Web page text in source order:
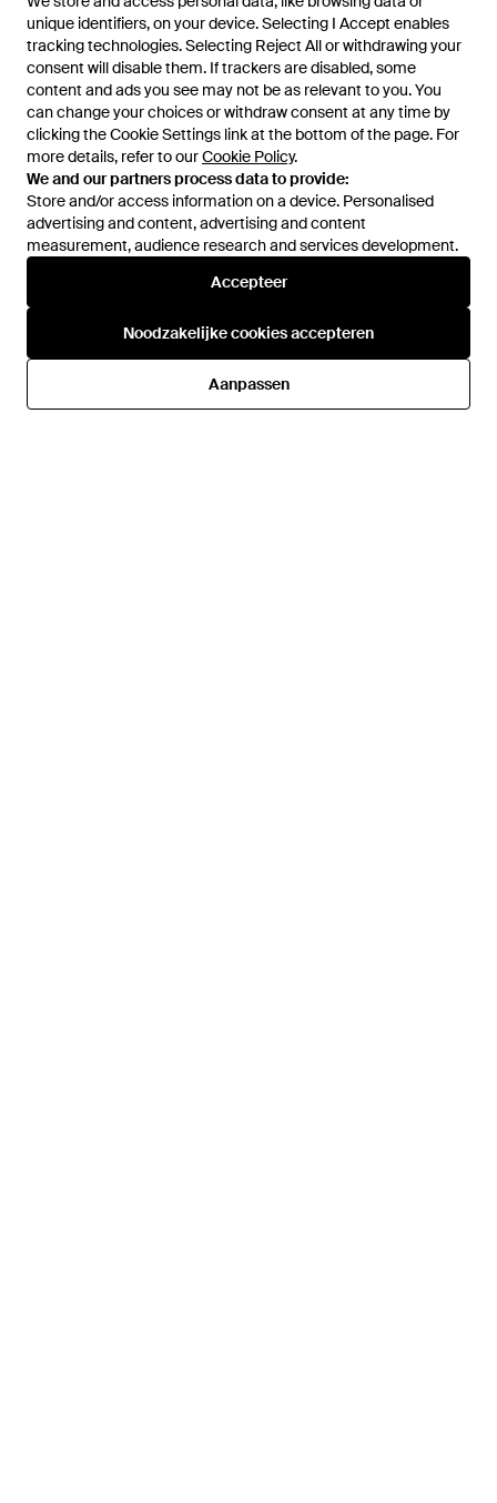
unique identifiers, on your device. Selecting I Accept enables
tracking technologies. Selecting Reject All or withdrawing your
consent will disable them. If trackers are disabled, some
content and ads you see may not be as relevant to you. You
can change your choices or withdraw consent at any time by
clicking the Cookie Settings link at the bottom of the page. For
more details, refer to ourCookie Policy.
We and our partners process data to provide:
Store and/or access information on a device. Personalised
advertising and content, advertising and content
measurement, audience research and services development.
Accepteer
Noodzakelijke cookies accepteren
Aanpassen
unique identifiers, on your device. Selecting I Accept enables
tracking technologies. Selecting Reject All or withdrawing your
consent will disable them. If trackers are disabled, some
content and ads you see may not be as relevant to you. You
can change your choices or withdraw consent at any time by
clicking the Cookie Settings link at the bottom of the page. For
more details, refer to ourCookie Policy.
We and our partners process data to provide:
Store and/or access information on a device. Personalised
advertising and content, advertising and content
measurement, audience research and services development.
Accepteer
Noodzakelijke cookies accepteren
Aanpassen
€ 3.929
Laarzen Met Rits - Wit
Rick Owens
Van
SALE